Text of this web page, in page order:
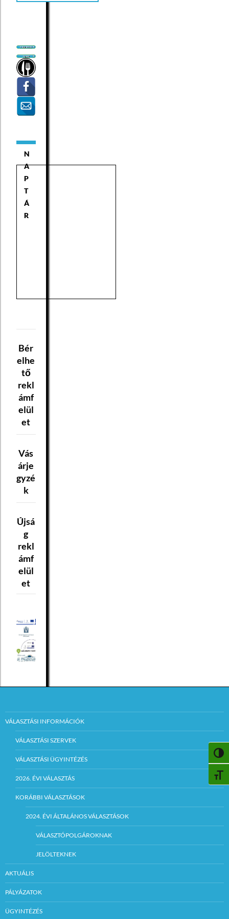
N
A
P
T
Á
R
Bér
elhe
tő
rekl
ámf
elül
et
Vás
árje
gyzé
k
Újsá
g
rekl
ámf
elül
et
VÁLASZTÁSI INFORMÁCIÓK
VÁLASZTÁSI SZERVEK
VÁLASZTÁSI ÜGYINTÉZÉS
2026. ÉVI VÁLASZTÁS
KORÁBBI VÁLASZTÁSOK
2024. ÉVI ÁLTALÁNOS VÁLASZTÁSOK
VÁLASZTÓPOLGÁROKNAK
JELÖLTEKNEK
AKTUÁLIS
PÁLYÁZATOK
ÜGYINTÉZÉS